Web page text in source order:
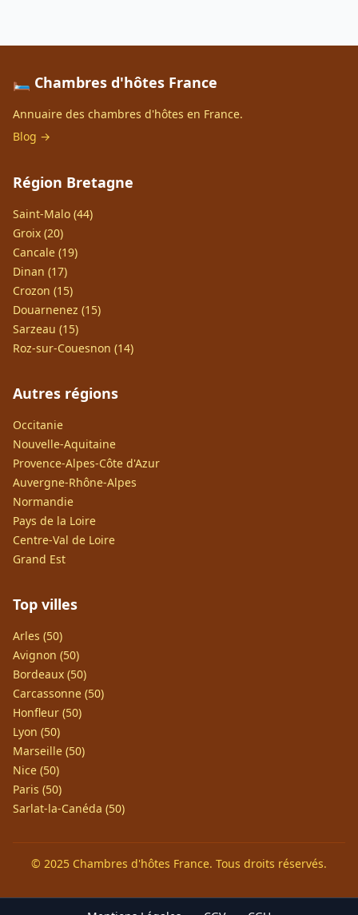
🛏️ Chambres d'hôtes France
Annuaire des chambres d'hôtes en France.
Blog →
Région Bretagne
Saint-Malo (44)
Groix (20)
Cancale (19)
Dinan (17)
Crozon (15)
Douarnenez (15)
Sarzeau (15)
Roz-sur-Couesnon (14)
Autres régions
Occitanie
Nouvelle-Aquitaine
Provence-Alpes-Côte d'Azur
Auvergne-Rhône-Alpes
Normandie
Pays de la Loire
Centre-Val de Loire
Grand Est
Top villes
Arles (50)
Avignon (50)
Bordeaux (50)
Carcassonne (50)
Honfleur (50)
Lyon (50)
Marseille (50)
Nice (50)
Paris (50)
Sarlat-la-Canéda (50)
© 2025 Chambres d'hôtes France. Tous droits réservés.